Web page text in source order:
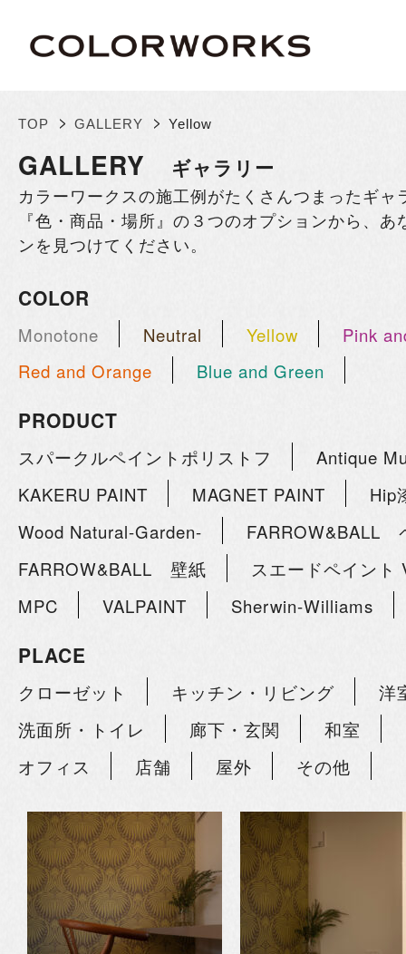
TOP > GALLERY > Yellow
GALLERY ギャラリー
カラーワークスの施工例がたくさんつまったギャ
『色・商品・場所』の３つのオプションから、
ンを見つけてください。
COLOR
Monotone Neutral Yellow
Pink
Red and Orange
Blue and Green
PRODUCT
スパークルペイントポリストフ
Antique
KAKERU PAINT
MAGNET PAINT
Hip
Wood Natural-Garden-
FARROW&BALL
FARROW&BALL 壁紙
スエードペイント
MPC
VALPAINT Sherwin-Williams
PLACE
クローゼット キッチン・リビング
洋
洗面所・トイレ
廊下・玄関 和室
オフィス
店舗 屋外 その他